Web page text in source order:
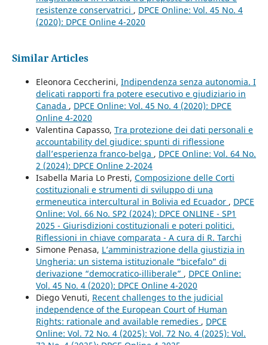
resistenze conservatrici , DPCE Online: Vol. 45 No. 4
(2020): DPCE Online 4-2020
Similar Articles
Eleonora Ceccherini, Indipendenza senza autonomia. I
delicati rapporti fra potere esecutivo e giudiziario in
Canada , DPCE Online: Vol. 45 No. 4 (2020): DPCE
Online 4-2020
Valentina Capasso, Tra protezione dei dati personali e
accountability del giudice: spunti di riflessione
dall’esperienza franco-belga , DPCE Online: Vol. 64 No.
2 (2024): DPCE Online 2-2024
Isabella Maria Lo Presti, Composizione delle Corti
costituzionali e strumenti di sviluppo di una
ermeneutica intercultural in Bolivia ed Ecuador , DPCE
Online: Vol. 66 No. SP2 (2024): DPCE ONLINE - SP1
2025 - Giurisdizioni costituzionali e poteri politici.
Riflessioni in chiave comparata - A cura di R. Tarchi
Simone Penasa, L’amministrazione della giustizia in
Ungheria: un sistema istituzionale “bicefalo” di
derivazione “democratico-illiberale” , DPCE Online:
Vol. 45 No. 4 (2020): DPCE Online 4-2020
Diego Venuti, Recent challenges to the judicial
independence of the European Court of Human
Rights: rationale and available remedies , DPCE
Online: Vol. 72 No. 4 (2025): Vol. 72 No. 4 (2025): Vol.